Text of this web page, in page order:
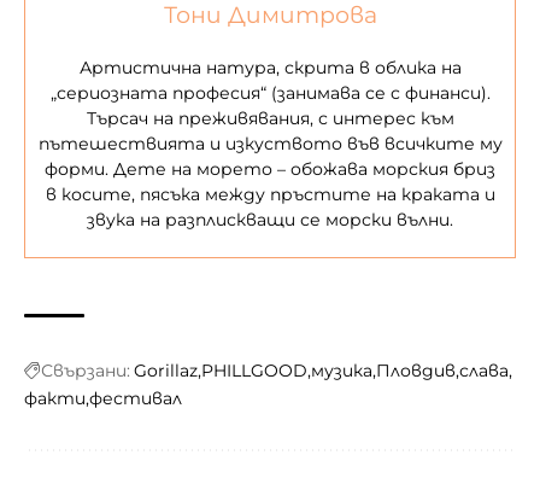
Тони Димитрова
Артистична натура, скрита в облика на
„сериозната професия“ (занимава се с финанси).
Търсач на преживявания, с интерес към
пътешествията и изкуството във всичките му
форми. Дете на морето – обожава морския бриз
в косите, пясъка между пръстите на краката и
звука на разплискващи се морски вълни.
Свързани: Gorillaz PHILLGOOD музика Пловдив слава
факти фестивал